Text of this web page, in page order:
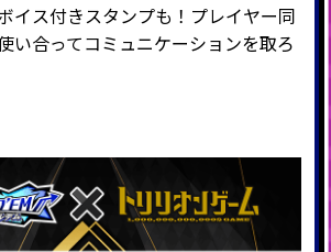
イス付きスタンプも！プレイヤー同
い合ってコミュニケーションを取ろ